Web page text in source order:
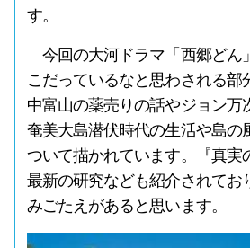
す。
今回の大河ドラマ「西郷どん
こだっているなと思わされる部
中富山の薬売りの話やジョン万
奄美大島潜伏時代の生活や島の
ついて描かれています。『真実
最新の研究なども紹介されてお
みごたえがあると思います。